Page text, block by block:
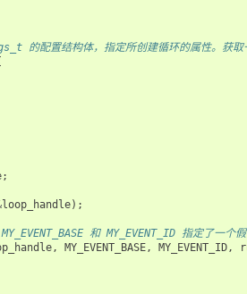
配置结构体，指定所创建循环的属性。获
;
loop_handle);
和 MY_EVENT_ID 指定了一个
, MY_EVENT_BASE, MY_EVENT_ID,